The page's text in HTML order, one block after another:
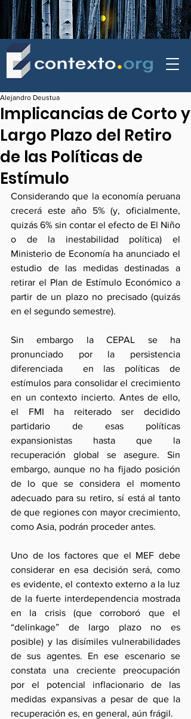
Implicancias de Corto y
Largo Plazo del Retiro
de las Políticas de
Estímulo
Alejandro Deustua
Considerando que la economía peruana
crecerá este año 5% (y, oficialmente,
quizás 6% sin contar el efecto de El Niño
o de la inestabilidad política) el
Ministerio de Economía ha anunciado el
estudio de las medidas destinadas a
retirar el Plan de Estímulo Económico a
partir de un plazo no precisado (quizás
en el segundo semestre).
Sin embargo la CEPAL se ha
pronunciado por la persistencia
diferenciada  en las políticas de
estímulos para consolidar el crecimiento
en un contexto incierto. Antes de ello,
el FMI ha reiterado ser decidido
partidario de esas políticas
expansionistas hasta que la
recuperación global se asegure. Sin
embargo, aunque no ha fijado posición
de lo que se considera el momento
adecuado para su retiro, sí está al tanto
de que regiones con mayor crecimiento,
como Asia, podrán proceder antes.
Uno de los factores que el MEF debe
considerar en esa decisión será, como
es evidente, el contexto externo a la luz
de la fuerte interdependencia mostrada
en la crisis (que corroboró que el
“delinkage” de largo plazo no es
posible) y las disímiles vulnerabilidades
de sus agentes. En ese escenario se
constata una creciente preocupación
por el potencial inflacionario de las
medidas expansivas a pesar de que la
recuperación es, en general, aún frágil.